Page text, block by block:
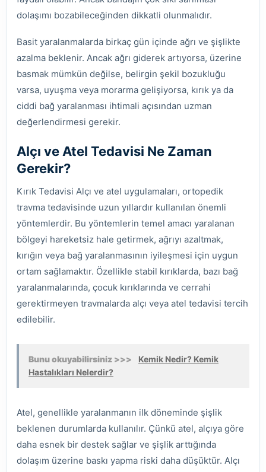
dolaşımı bozabileceğinden dikkatli olunmalıdır.
Basit yaralanmalarda birkaç gün içinde ağrı ve şişlikte
azalma beklenir. Ancak ağrı giderek artıyorsa, üzerine
basmak mümkün değilse, belirgin şekil bozukluğu
varsa, uyuşma veya morarma gelişiyorsa, kırık ya da
ciddi bağ yaralanması ihtimali açısından uzman
değerlendirmesi gerekir.
Alçı ve Atel Tedavisi Ne Zaman
Gerekir?
Kırık Tedavisi Alçı ve atel uygulamaları, ortopedik
travma tedavisinde uzun yıllardır kullanılan önemli
yöntemlerdir. Bu yöntemlerin temel amacı yaralanan
bölgeyi hareketsiz hale getirmek, ağrıyı azaltmak,
kırığın veya bağ yaralanmasının iyileşmesi için uygun
ortam sağlamaktır. Özellikle stabil kırıklarda, bazı bağ
yaralanmalarında, çocuk kırıklarında ve cerrahi
gerektirmeyen travmalarda alçı veya atel tedavisi tercih
edilebilir.
Bunu okuyabilirsiniz >>>
Kemik Nedir? Kemik
Hastalıkları Nelerdir?
Atel, genellikle yaralanmanın ilk döneminde şişlik
beklenen durumlarda kullanılır. Çünkü atel, alçıya göre
daha esnek bir destek sağlar ve şişlik arttığında
dolaşım üzerine baskı yapma riski daha düşüktür. Alçı